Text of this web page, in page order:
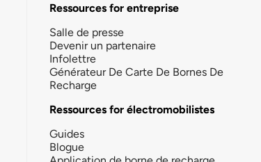
Ressources for entreprise
Salle de presse
Devenir un partenaire
Infolettre
Générateur De Carte De Bornes De
Recharge
Ressources for électromobilistes
Guides
Blogue